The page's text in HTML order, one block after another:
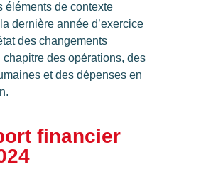
éléments de contexte
dernière année d’exercice
des changements
chapitre des opérations, des
et des dépenses en
financier